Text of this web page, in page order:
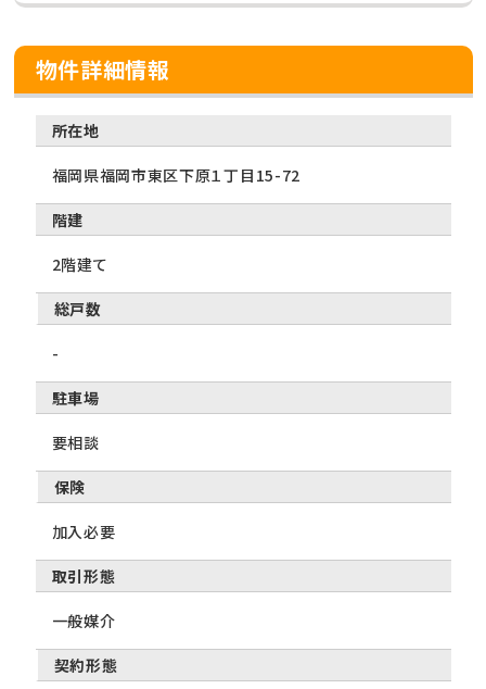
物件詳細情報
所在地
福岡県福岡市東区下原１丁目15-72
階建
2階建て
総戸数
-
駐車場
要相談
保険
加入必要
取引形態
一般媒介
契約形態